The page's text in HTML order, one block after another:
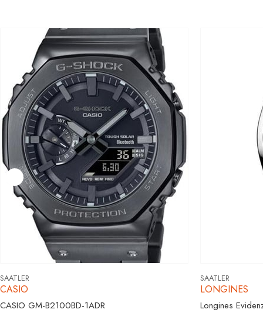
SAATLER
CASIO
CASIO GM-B2100BD-1ADR
SAATLER
LONGINES
Longines